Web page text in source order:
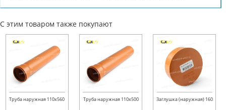
С этим товаром также покупают
Труба наружная 110х560 Труба наружная 110х500 Заглушка (наружная) 160